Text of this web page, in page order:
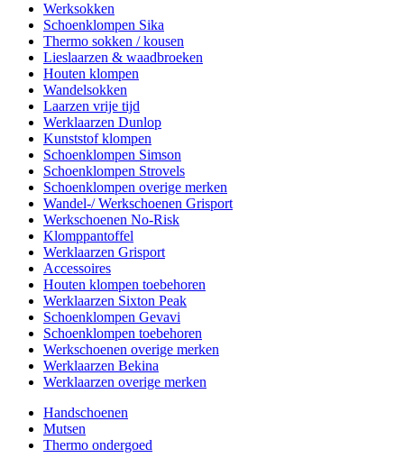
Werksokken
Schoenklompen Sika
Thermo sokken / kousen
Lieslaarzen & waadbroeken
Houten klompen
Wandelsokken
Laarzen vrije tijd
Werklaarzen Dunlop
Kunststof klompen
Schoenklompen Simson
Schoenklompen Strovels
Schoenklompen overige merken
Wandel-/ Werkschoenen Grisport
Werkschoenen No-Risk
Klomppantoffel
Werklaarzen Grisport
Accessoires
Houten klompen toebehoren
Werklaarzen Sixton Peak
Schoenklompen Gevavi
Schoenklompen toebehoren
Werkschoenen overige merken
Werklaarzen Bekina
Werklaarzen overige merken
Handschoenen
Mutsen
Thermo ondergoed